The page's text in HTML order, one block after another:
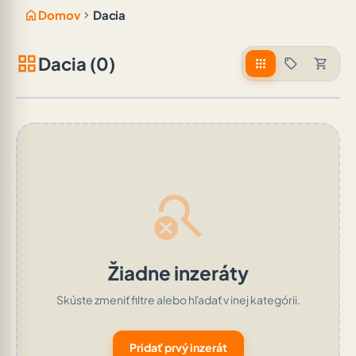
home Domov chevron_right Dacia
grid_viewDacia (0) apps sell shopping_cart
search_off
Žiadne inzeráty
Skúste zmeniť filtre alebo hľadať v inej kategórii.
Pridať prvý inzerát